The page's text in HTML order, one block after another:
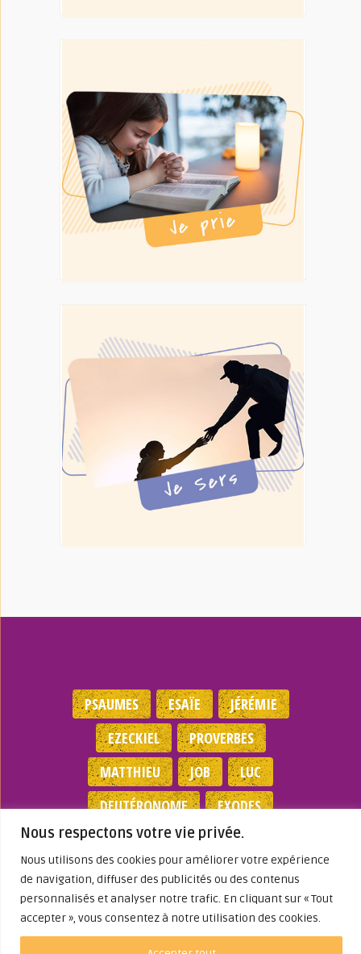
Nous respectons votre vie privée.
Nous utilisons des cookies pour améliorer votre expérience
de navigation, diffuser des publicités ou des contenus
personnalisés et analyser notre trafic. En cliquant sur « Tout
accepter », vous consentez à notre utilisation des cookies.
PSAUMES ESAÏE
JÉRÉMIE
EZECKIEL
PROVERBES
MATTHIEU
JOB
LUC
DEUTÉRONOME
EXODES
NOMBRES
JEAN 1 SAMUEL
Mentions légales|Politique de
confidentialité|Partenaires|Dieu A Agi
Dans ma Vie
© 2026